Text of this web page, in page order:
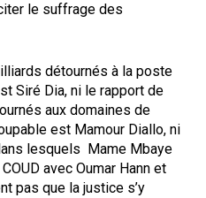
le suffrage des
détournés à la poste
Siré Dia, ni le rapport de
aux domaines de
est Mamour Diallo, ni
lesquels Mame Mbaye
avec Oumar Hann et
pas que la justice s’y